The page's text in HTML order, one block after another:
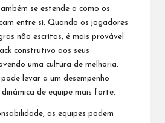
se estende a como os
entre si. Quando os jogadores
não escritas, é mais provável
construtivo aos seus
uma cultura de melhoria.
levar a um desempenho
de equipe mais forte.
as equipes podem